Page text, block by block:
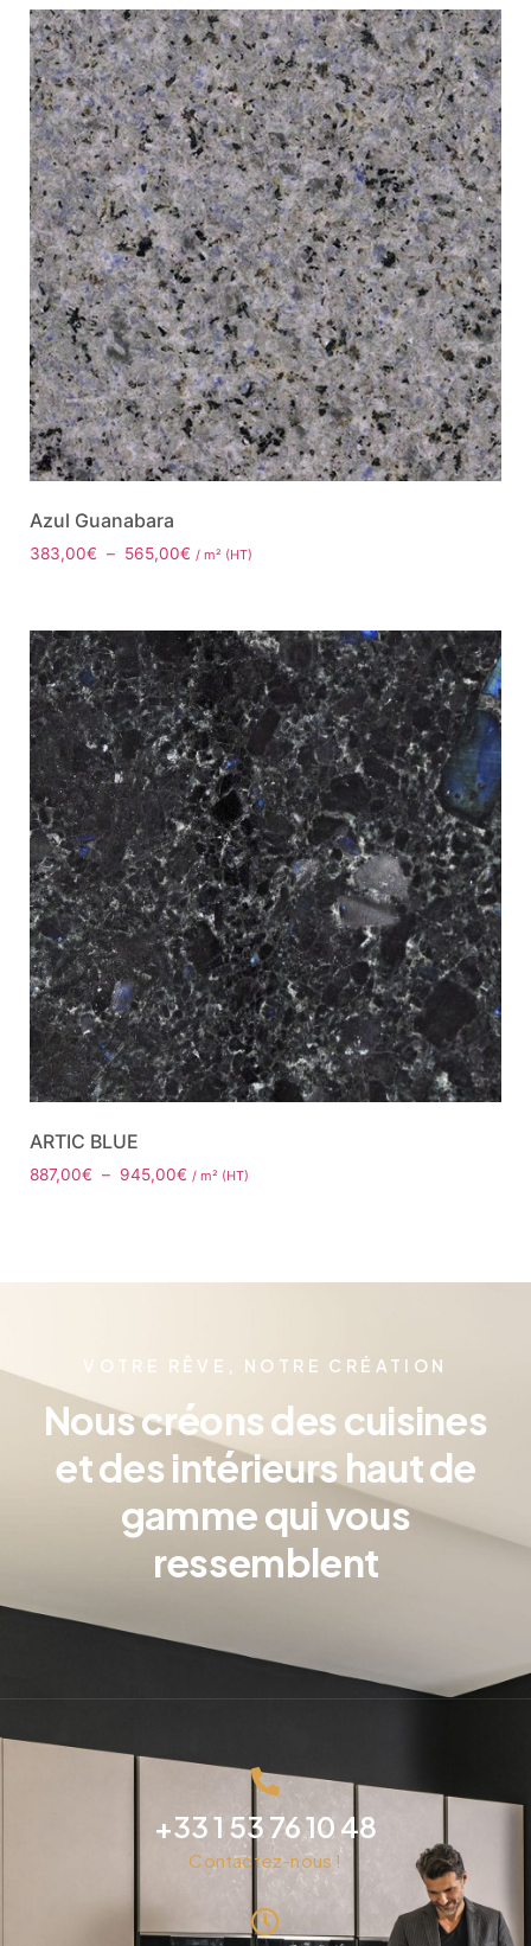
Azul Guanabara
383,00€ – 565,00€ / m² (HT)
ARTIC BLUE
887,00€ – 945,00€ / m² (HT)
VOTRE RÊVE, NOTRE CRÉATION
Nous créons des cuisines
et des intérieurs haut de
gamme qui vous
ressemblent
+33 1 53 76 10 48
Contactez-nous !